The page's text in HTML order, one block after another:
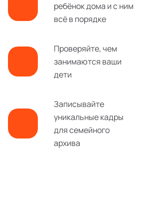
ребёнок дома и с ним
всё в порядке
Проверяйте, чем
занимаются ваши
дети
Записывайте
уникальные кадры
для семейного
архива